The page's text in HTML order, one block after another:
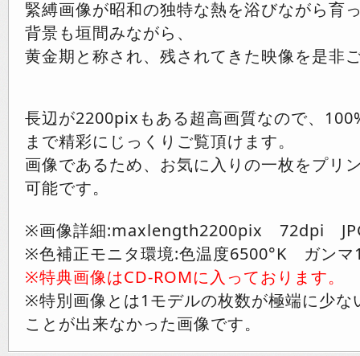
緊縛画像が昭和の独特な熱を浴びながら育
背景も垣間みながら、
黄金期と称され、残されてきた映像を是非
長辺が2200pixもある超高画質なので、
まで精彩にじっくりご覧頂けます。
画像であるため、お気に入りの一枚をプリ
可能です。
※画像詳細:maxlength2200pix 72dpi
※色補正モニタ環境:色温度6500°K ガンマ
※特典画像はCD-ROMに入っております。
※特別画像とは1モデルの枚数が極端に少な
ことが出来なかった画像です。